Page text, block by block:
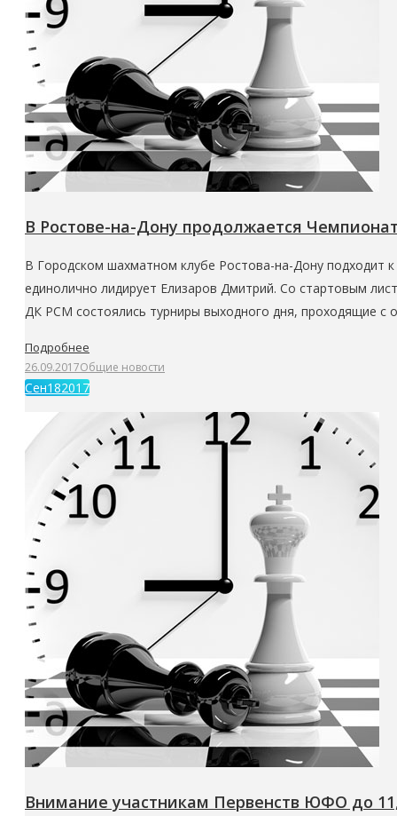
В Ростове-на-Дону продолжается
В Городском шахматном клубе Ростова-на-Дону подходит
единолично лидирует Елизаров Дмитрий. Со стартовым
ДК РСМ состоялись турниры выходного дня, проходящие с
Подробнее
26.09.2017Общие новости
Сен182017
Внимание участникам Первенств ЮФО до